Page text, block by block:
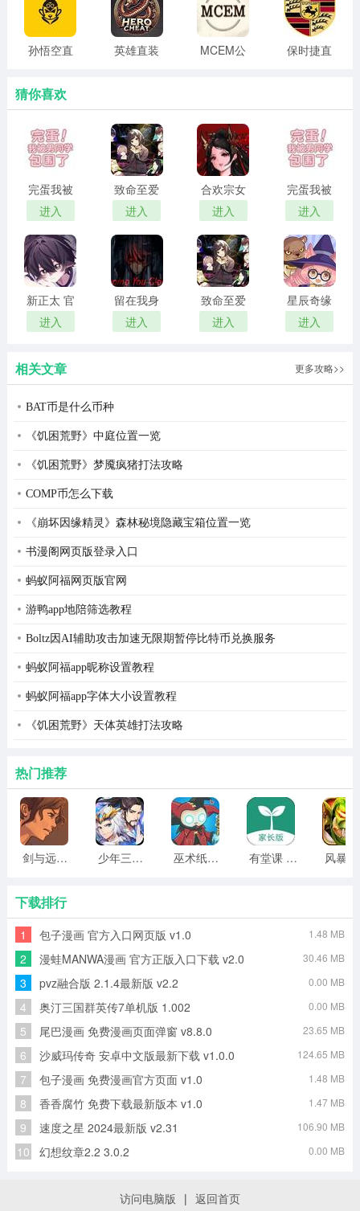
布丁密钥透app亮点
1、多功能游戏辅助集成
提供智能自瞄准(自动锁定敌方头部)、无敌健康锁定(恒定
健康不归零)、全局视角(实时显示敌方位置和物资分布)、
无后坐力压力炮等核心功能，显著降低作战难度，增强作
战优势。
2、优化隐蔽性和稳定性
采用浮动窗口控制设计，游戏可以在不影响主界面的情况
下快速打开和关闭功能;声称通过“虚拟内核驱动程序”绕过
避免强烈的回滚问题。
材料雷达标记等辅助功能，同时提供隐形攻击和自定义宏
命令(一键组合/装扮)等战术功能，大大提高了搜索效率和
作战灵活性。
漫画
孙悟空直
英雄直装
MCEM公
保时捷直
猜你喜欢
完蛋我被
男同学包
围了 官方
正版
进入
致命至爱
中文版
进入
合欢宗女
修传 汉化
版
进入
完蛋我被
男同学包
围了 正版
进入
新正太 官
方正版
进入
留在我身
边
进入
致命至爱
汉化版
进入
星辰奇缘
最新版
进入
相关文章 更多攻略>>
BAT币是什么币种
《饥困荒野》中庭位置一览
《饥困荒野》梦魇疯猪打法攻略
COMP币怎么下载
《崩坏因缘精灵》森林秘境隐藏宝箱位置一览
书漫阁网页版登录入口
蚂蚁阿福网页版官网
游鸭app地陪筛选教程
Boltz因AI辅助攻击加速无限期暂停比特币兑换服务
蚂蚁阿福app昵称设置教程
蚂蚁阿福app字体大小设置教程
《饥困荒野》天体英雄打法攻略
热门推荐
剑与远行人全角色版 vv1.14 少年三国志2无限元宝版最新版 vv5.3.9 巫术纸牌游戏 vv1.1.14 有堂课 v1.2.2
下载排行
1 包子漫画 官方入口网页版 v1.0 1.48 MB
2 漫蛙MANWA漫画 官方正版入口下载 v2.0 30.46 MB
3 pvz融合版 2.1.4最新版 v2.2 0.00 MB
4 奥汀三国群英传7单机版 1.002 0.00 MB
5 尾巴漫画 免费漫画页面弹窗 v8.8.0 23.65 MB
6 沙威玛传奇 安卓中文版最新下载 v1.0.0 124.65 MB
7 包子漫画 免费漫画官方页面 v1.0 1.48 MB
8 香香腐竹 免费下载最新版本 v1.0 1.47 MB
9 速度之星 2024最新版 v2.31 106.90 MB
10 幻想纹章2.2 3.0.2 0.00 MB
访问电脑版 | 返回首页